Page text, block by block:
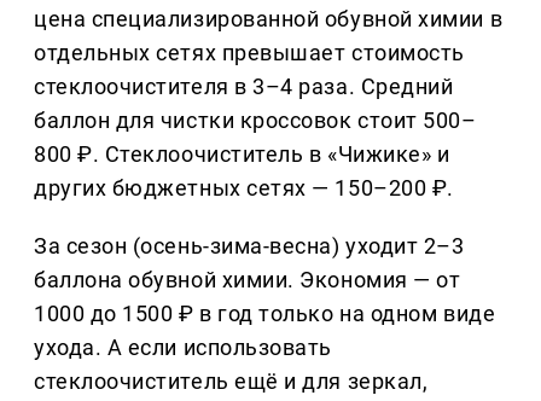
цена специализированной обувной химии в
отдельных сетях превышает стоимость
стеклоочистителя в 3–4 раза. Средний
баллон для чистки кроссовок стоит 500–
800 ₽. Стеклоочиститель в «Чижике» и
других бюджетных сетях — 150–200 ₽.
За сезон (осень-зима-весна) уходит 2–3
баллона обувной химии. Экономия — от
1000 до 1500 ₽ в год только на одном виде
ухода. А если использовать
стеклоочиститель ещё и для зеркал,